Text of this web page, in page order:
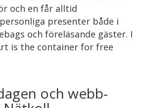
och en får alltid
presenter både i
och föreläsande gäster. I
is the container for free
och webb-